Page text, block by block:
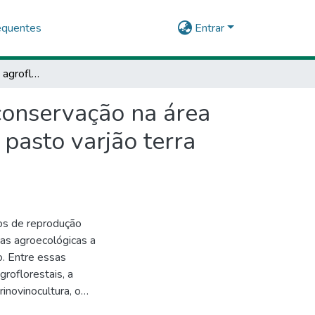
Entrar
Avaliação do manejo agroflorestal e dos níveis de conservação na área de uso comum da comunidade tradicional fundo de pasto varjão terra livre, Monte Santo–Bahia
na área
varjão terra
de reprodução
agroecológicas a
Entre essas
a
o